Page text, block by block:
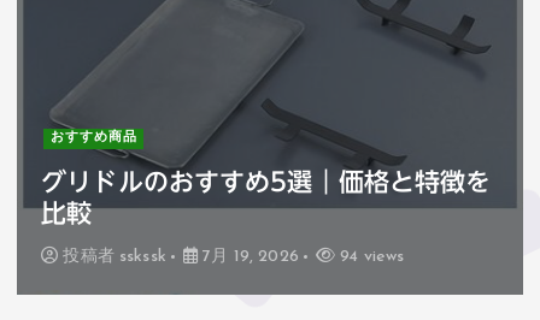
おすすめ商品
ハセガワ巻きすのおすすめ3選｜価格と
特徴を比較
投稿者 sskssk 7月 18, 2026 76 views